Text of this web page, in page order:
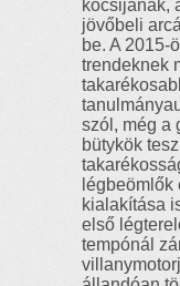
kocsijának,
jövőbeli
be. A 2015-
trendeknek
szól, még a
bütykök
légbeömlők
kialakítása
első
tempónál